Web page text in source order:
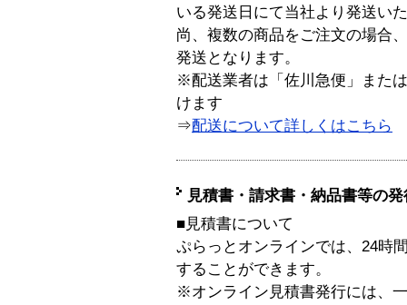
いる発送日にて当社より発送い
尚、複数の商品をご注文の場合
発送となります。
※配送業者は「佐川急便」また
けます
⇒配送について詳しくはこちら
見積書・請求書・納品書等の
■見積書について
ぷらっとオンラインでは、24時
することができます。
※オンライン見積書発行には、